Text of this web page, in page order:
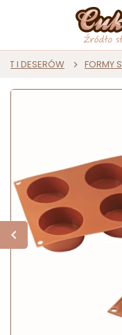
I DESERÓW FORMY